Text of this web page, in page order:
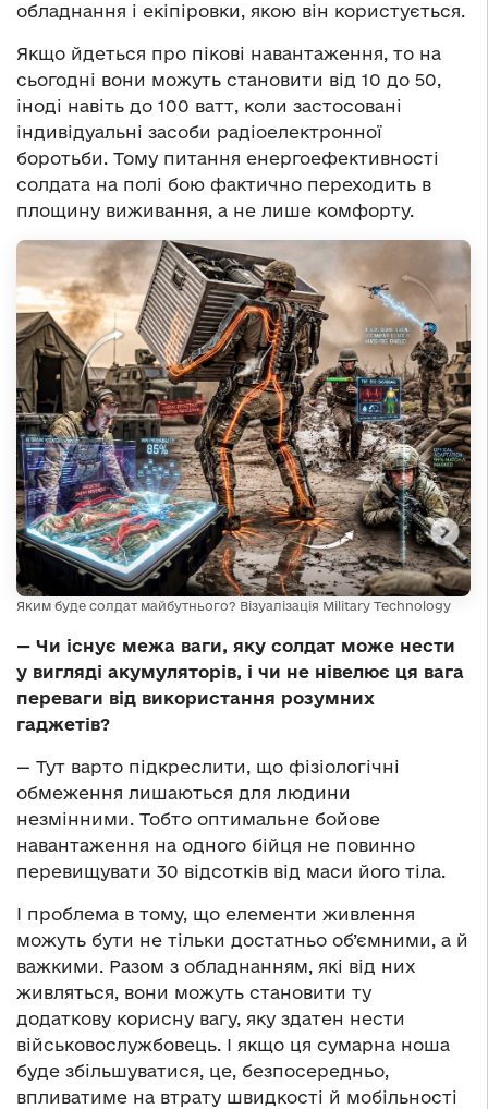
обладнання і екіпіровки, якою він користується.
Якщо йдеться про пікові навантаження, то на
сьогодні вони можуть становити від 10 до 50,
іноді навіть до 100 ватт, коли застосовані
індивідуальні засоби радіоелектронної
боротьби. Тому питання енергоефективності
солдата на полі бою фактично переходить в
площину виживання, а не лише комфорту.
Яким буде солдат майбутнього? Візуалізація Military Technology
— Чи існує межа ваги, яку солдат може нести
у вигляді акумуляторів, і чи не нівелює ця вага
переваги від використання розумних
гаджетів?
— Тут варто підкреслити, що фізіологічні
обмеження лишаються для людини
незмінними. Тобто оптимальне бойове
навантаження на одного бійця не повинно
перевищувати 30 відсотків від маси його тіла.
І проблема в тому, що елементи живлення
можуть бути не тільки достатньо об’ємними, а й
важкими. Разом з обладнанням, які від них
живляться, вони можуть становити ту
додаткову корисну вагу, яку здатен нести
військовослужбовець. І якщо ця сумарна ноша
буде збільшуватися, це, безпосередньо,
впливатиме на втрату швидкості й мобільності